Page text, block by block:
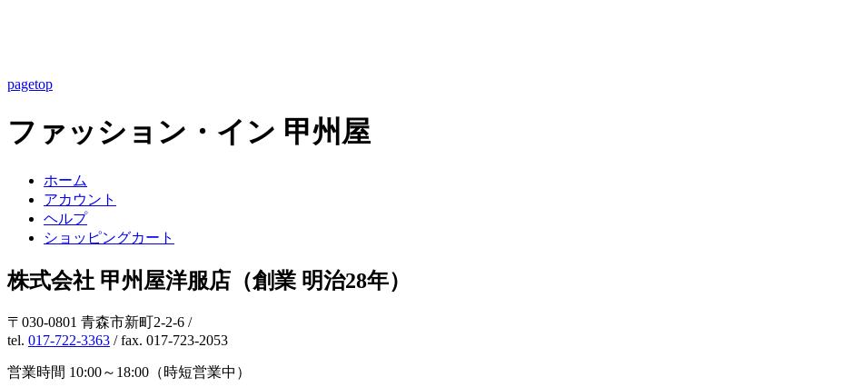
pagetop
ファッション・イン 甲州屋
ホーム
アカウント
ヘルプ
ショッピングカート
株式会社 甲州屋洋服店（創業 明治28年）
〒030-0801 青森市新町2-2-6 /
tel. 017-722-3363 / fax. 017-723-2053
営業時間 10:00～18:00（時短営業中）